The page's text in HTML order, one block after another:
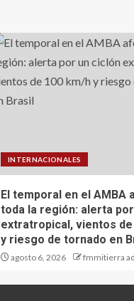
INTERNACIONALES
El temporal en el AMBA
toda la región: alerta
extratropical, vientos de
y riesgo de tornado en
agosto 6, 2026 fmmitierra